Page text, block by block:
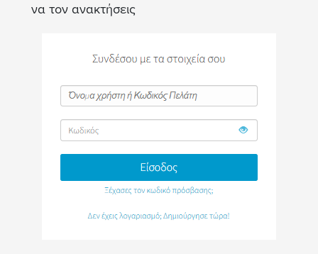
να τον ανακτήσεις